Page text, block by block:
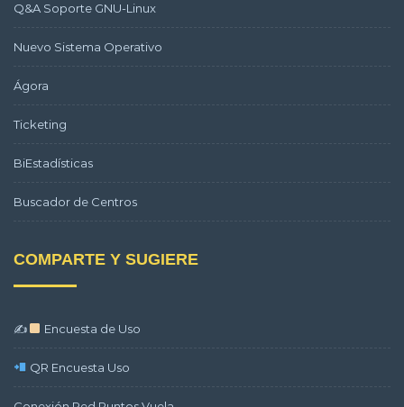
Q&A Soporte GNU-Linux
Nuevo Sistema Operativo
Ágora
Ticketing
BiEstadísticas
Buscador de Centros
COMPARTE Y SUGIERE
✍ Encuesta de Uso
QR Encuesta Uso